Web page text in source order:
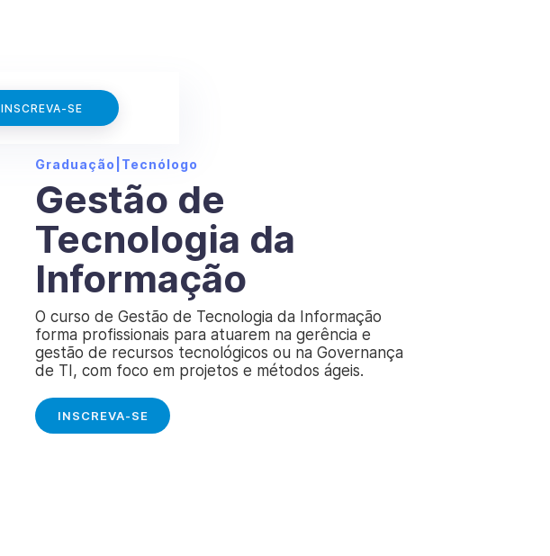
INSCREVA-SE
Graduação Tecnólogo
Gestão de
Tecnologia da
Informação
O curso de Gestão de Tecnologia da Informação
forma profissionais para atuarem na gerência e
gestão de recursos tecnológicos ou na Governança
de TI, com foco em projetos e métodos ágeis.
INSCREVA-SE